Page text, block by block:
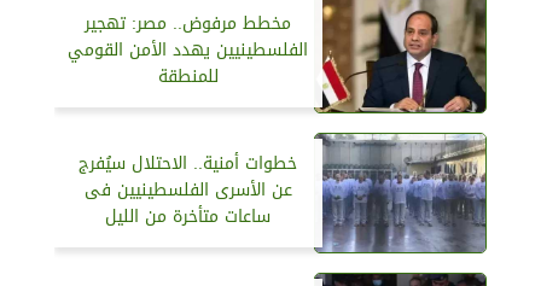
مخطط مرفوض.. مصر: تهجير
الفلسطينيين يهدد الأمن القومي
للمنطقة
خطوات أمنية.. الاحتلال سيُفرج
عن الأسرى الفلسطينيين فى
ساعات متأخرة من الليل